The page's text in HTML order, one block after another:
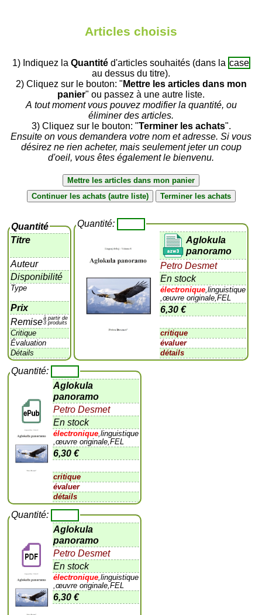
Articles choisis
1) Indiquez la Quantitéd'articles souhaités (dans la case
au dessus du titre).
2) Cliquez sur le bouton: " Mettre les articles dans mon
panier" ou passez à une autre liste.
A tout moment vous pouvez modifier la quantité, ou
éliminer des articles.
3) Cliquez sur le bouton: "Terminer les achats".
Ensuite on vous demandera votre nom et adresse. Si vous
désirez ne rien acheter, mais seulement jeter un coup
d'oeil, vous êtes également le bienvenu.
Quantité
Titre
Auteur
Disponibilité
Type
Prix
Remiseà partir de
3 produits
Critique
Évaluation
Détails
Quantité:
Aglokula
panoramo
Petro Desmet
En stock
électronique ,linguistique
,œuvre originale,FEL
6,30 €
critique
évaluer
détails
Quantité:
Aglokula
panoramo
Petro Desmet
En stock
électronique ,linguistique
,œuvre originale,FEL
6,30 €
critique
évaluer
détails
Quantité:
Aglokula
panoramo
Petro Desmet
En stock
électronique ,linguistique
,œuvre originale,FEL
6,30 €